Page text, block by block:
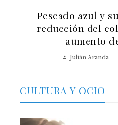
Pescado azul y
reducción del
aumento
Julián Aranda
CULTURA Y OCIO